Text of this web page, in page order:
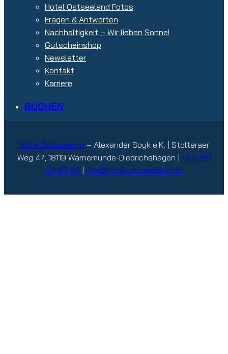
Hotel Ostseeland Fotos
Fragen & Antworten
Nachhaltigkeit – Wir lieben Sonne!
Gutscheinshop
Newsletter
Kontakt
Karriere
BUCHEN
Hotel Ostseeland – Alexander Soyk e.K. | Stolteraer
Weg 47, 18119 Warnemünde-Diedrichshagen | +49 381
54 83 20
info@hotel-ostseeland.de